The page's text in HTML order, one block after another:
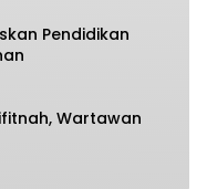
Pendidikan
Wartawan